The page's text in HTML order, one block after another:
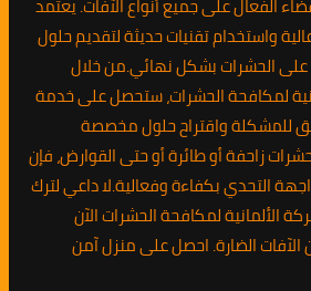
واستخدام تقنيات حديثة لتقديم حلول
على الحشرات بشكل نهائي.من خلال
لمكافحة الحشرات، ستحصل على خدمة
للمشكلة واقتراح حلول مخصصة
زاحفة أو طائرة أو حتى القوارض، فإن
التحدي بكفاءة وفعالية.لا داعي لترك
الألمانية لمكافحة الحشرات الآن
الضارة. احصل على منزل آمن